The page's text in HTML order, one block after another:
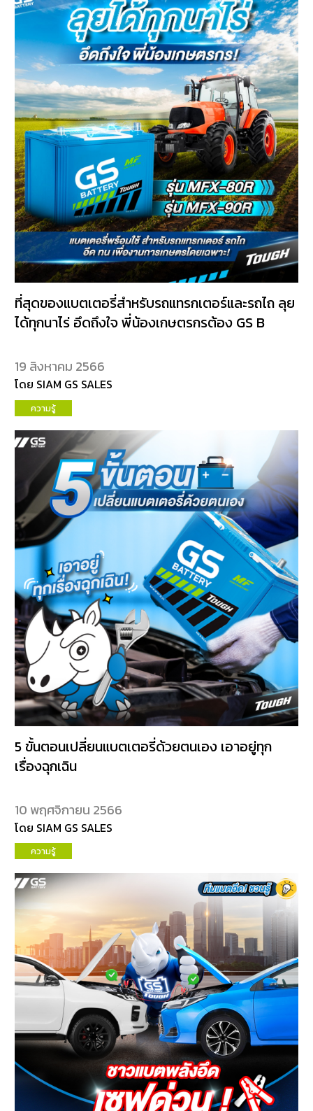
ที่สุดของแบตเตอรี่สำหรับรถแทรกเตอร์และรถไถ ลุย
ได้ทุกนาไร่ อึดถึงใจ พี่น้องเกษตรกรต้อง GS B
19 สิงหาคม 2566
โดย SIAM GS SALES
ความรู้
5 ขั้นตอนเปลี่ยนแบตเตอรี่ด้วยตนเอง เอาอยู่ทุก
เรื่องฉุกเฉิน
10 พฤศจิกายน 2566
โดย SIAM GS SALES
ความรู้